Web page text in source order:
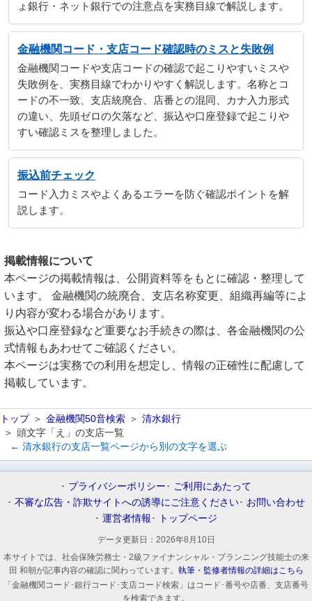
ょ銀行・ネット銀行での注意点を実務目線で解説します。
金融機関コード・支店コード確認時のミスと失敗例
金融機関コードや支店コードの確認で起こりやすいミスや
失敗例を、実務目線でわかりやすく解説します。名称とコ
ードの不一致、支店統廃合、店番との混同、カナ入力形式
の違い、先頭ゼロの欠落など、振込や口座登録で起こりや
すい確認ミスを整理しました。
振込前チェック
コード入力ミスやよくあるエラーを防ぐ確認ポイントを解
説します。
掲載情報について
本ページの掲載情報は、公開資料等をもとに確認・整理して
います。 金融機関の統廃合、支店名称変更、組織再編等によ
り内容が変わる場合があります。
振込や口座登録など重要なお手続きの際は、各金融機関の公
式情報もあわせてご確認ください。
本ページは実務での利用を想定し、情報の正確性に配慮して
掲載しています。
トップ 金融機関50音検索
清水銀行
頭文字「え」の支店一覧
← 清水銀行の支店一覧ページから別の文字を選ぶ
プライバシーポリシー
ご利用にあたって
不審な広告・詐欺サイトへの誘導にご注意ください
お問い合わせ
運営者情報
トップページ
データ更新日： 2026年8月10日
本サイトでは、社会保険労務士・2級ファイナンシャル・プランニング技能士の来
田 和朝が記事内容の確認に関わっています。 執筆・監修者情報の詳細はこちら
「金融機関コード･銀行コード･支店コード検索」はコード･番号や店番、支店番号
を検索できます。